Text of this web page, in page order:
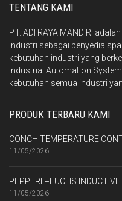
TENTANG KAMI
PT. ADI RAYA MANDIRI
industri sebagai penyedia
kebutuhan industri yang
Industrial Automation
kebutuhan semua industri
PRODUK TERBARU KAMI
CONCH TEMPERATURE
11/05/2026
PEPPERL+FUCHS
11/05/2026